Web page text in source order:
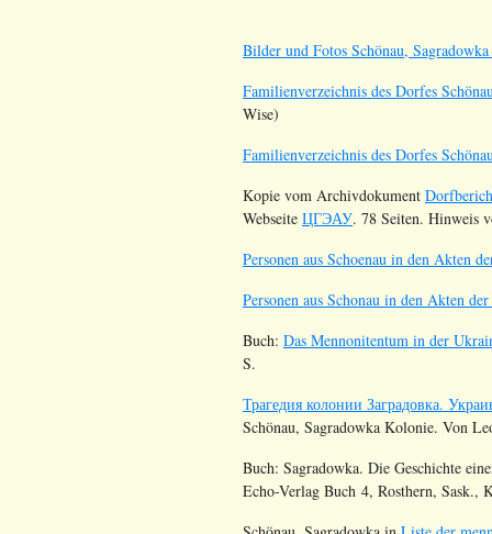
Bilder und Fotos Schönau,
Familienverzeichnis des Dorfes
Wise)
Familienverzeichnis des Dorfes
Kopie vom Archivdokument
Webseite ЦГЭАУ. 78 Seiten. Hinweis
Personen aus Schoenau in den Akten
Personen aus Schonau in den Akten
Buch: Das Mennonitentum in der
S.
Трагедия колонии Заградовка.
Schönau, Sagradowka Kolonie. Von
Buch: Sagradowka. Die Geschichte
Echo-Verlag Buch 4, Rosthern, Sask.,